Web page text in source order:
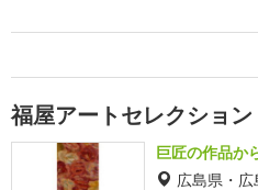
福屋アートセレクション
巨匠の作品か
広島県・